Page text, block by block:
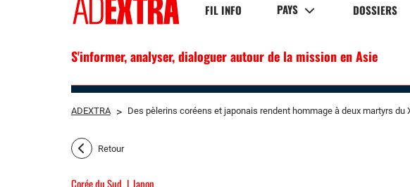
FIL INFO PAYS DOSSIERS
S'informer, analyser, dialoguer autour de la mission en Asie
ADEXTRA > Des pèlerins coréens et japonais rendent hommage à deux martyrs du
Retour
Corée du Sud Japon